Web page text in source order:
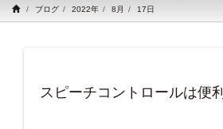
ブログ 2022年 8月 17日
スピーチコントロールは便